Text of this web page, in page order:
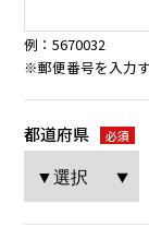
例：5670032
※郵便番号を入力
都道府県 必須